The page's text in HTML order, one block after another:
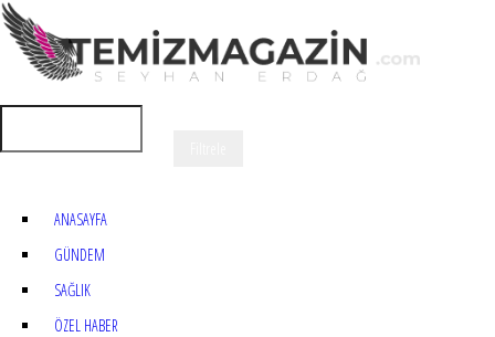
ANASAYFA
GÜNDEM
SAĞLIK
ÖZEL HABER